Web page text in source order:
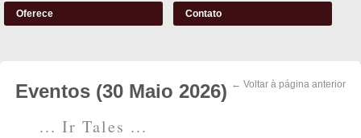
Oferece Contato
← Voltar à página anterior
Eventos (30 Maio 2026)
... Ir Tales ...